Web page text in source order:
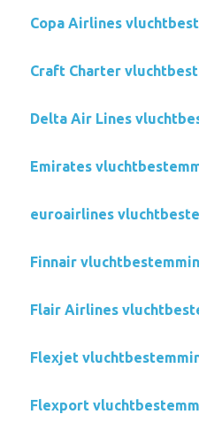
Copa Airlines
Craft Charter
Delta Air Lines
Emirates
euroairlines
Finnair
Flair Airlines
Flexjet
Flexport